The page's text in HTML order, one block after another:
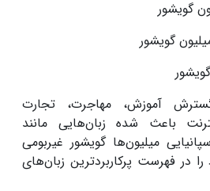
آموزش، مهاجرت، تجارت
باعث شده زبان‌هایی مانند
میلیون‌ها گویشور غیربومی
در فهرست پرکاربردترین زبان‌های